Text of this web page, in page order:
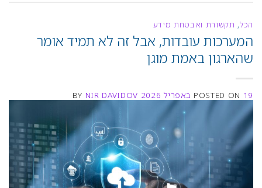
הכל, תקשורת ואבטחת מידע
המערכות עובדות, אבל זה לא תמיד אומר
שהארגון באמת מוגן
POSTED ON 19 באפריל 2026 BY NIR DAVIDOV